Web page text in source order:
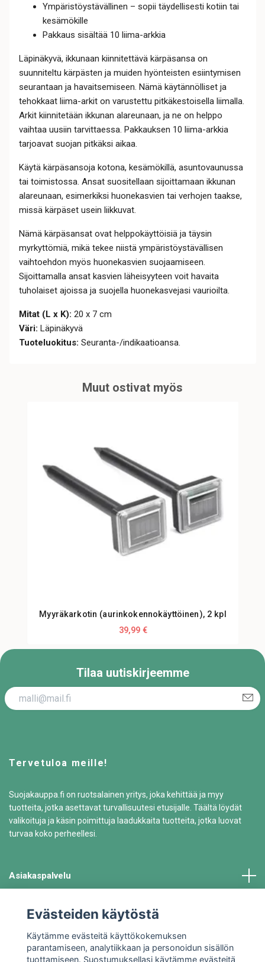
Ympäristöystävällinen – sopii täydellisesti kotiin tai
kesämökille
Pakkaus sisältää 10 liima-arkkia
Läpinäkyvä, ikkunaan kiinnitettävä kärpäsansa on
suunniteltu kärpästen ja muiden hyönteisten esiintymisen
seurantaan ja havaitsemiseen. Nämä käytännölliset ja
tehokkaat liima-arkit on varustettu pitkäkestoisella liimalla.
Arkit kiinnitetään ikkunan alareunaan, ja ne on helppo
vaihtaa uusiin tarvittaessa. Pakkauksen 10 liima-arkkia
tarjoavat suojan pitkäksi aikaa.
Käytä kärpäsansoja kotona, kesämökillä, asuntovaunussa
tai toimistossa. Ansat suositellaan sijoittamaan ikkunan
alareunaan, esimerkiksi huonekasvien tai verhojen taakse,
missä kärpäset usein liikkuvat.
Nämä kärpäsansat ovat helppokäyttöisiä ja täysin
myrkyttömiä, mikä tekee niistä ympäristöystävällisen
vaihtoehdon myös huonekasvien suojaamiseen.
Sijoittamalla ansat kasvien läheisyyteen voit havaita
tuholaiset ajoissa ja suojella huonekasvejasi vaurioilta.
Mitat (L x K): 20 x 7 cm
Väri: Läpinäkyvä
Tuoteluokitus: Seuranta-/indikaatioansa.
Muut ostivat myös
Myyräkarkotin (aurinkokennokäyttöinen), 2 kpl
39,99 €
Tilaa uutiskirjeemme
Tervetuloa meille!
Suojakauppa.fi on ruotsalainen yritys, joka kehittää ja myy
tuotteita, jotka asettavat turvallisuutesi etusijalle. Täältä löydät
valikoituja ja käsin poimittuja laadukkaita tuotteita, jotka luovat
turvaa koko perheellesi.
Asiakaspalvelu
TiedotEvästeiden käytöstä
Käytämme evästeitä käyttökokemuksen
parantamiseen, analytiikkaan ja personoidun sisällön
tuottamiseen. Suostumuksellasi käytämme evästeitä